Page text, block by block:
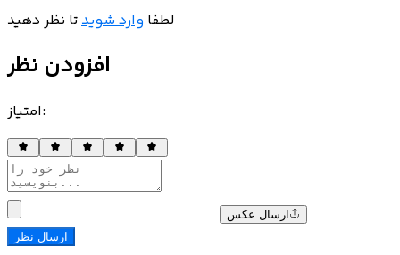
لطفا وارد شویدتا نظر دهید
افزودن نظر
امتیاز:
ارسال عکس
ارسال نظر